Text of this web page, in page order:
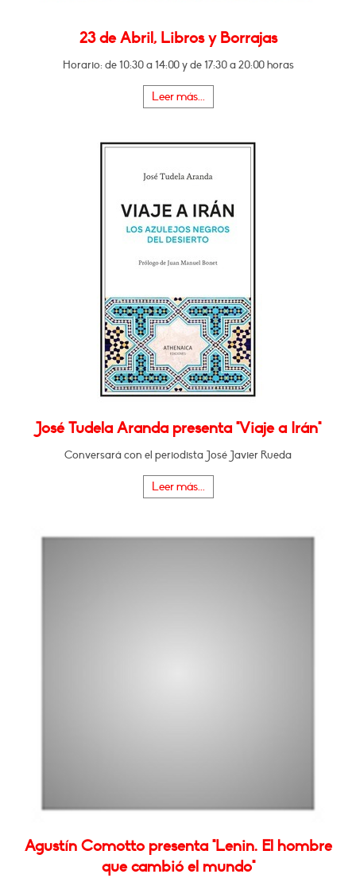
23 de Abril, Libros y Borrajas
Horario: de 10:30 a 14:00 y de 17:30 a 20:00 horas
Leer más...
José Tudela Aranda presenta "Viaje a Irán"
Conversará con el periodista José Javier Rueda
Leer más...
Agustín Comotto presenta "Lenin. El hombre
que cambió el mundo"